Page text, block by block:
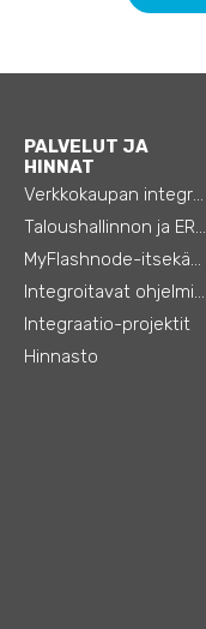
PALVELUT JA
HINNAT
Verkkokaupan integraatiot
Taloushallinnon ja ERP:n integraatiot
MyFlashnode-itsekäyttö-automaatio
Integroitavat ohjelmistot
Integraatio-projektit
Hinnasto